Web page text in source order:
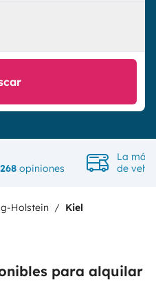
opiniones
La más
de
Holstein Kiel
para alquilar